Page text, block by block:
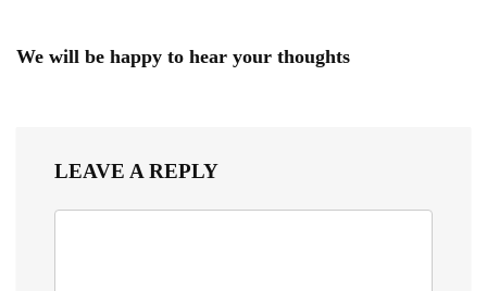
We will be happy to hear your thoughts
LEAVE A REPLY